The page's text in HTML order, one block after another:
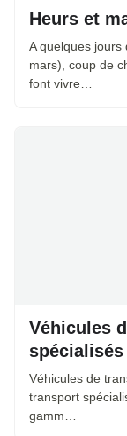
Heurs et
A quelques jours
mars), coup de
font vivre…
Véhicules
spécialisés
Véhicules de
transport
gamm…